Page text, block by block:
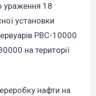
ураження 18
установки
РВС-10000
на території
нафти на